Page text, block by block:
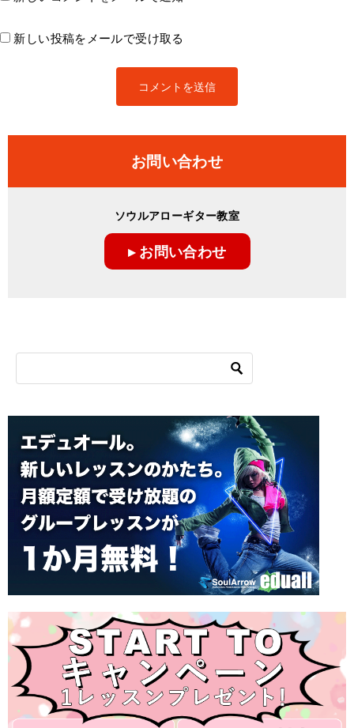
新しい投稿をメールで受け取る
お問い合わせ
ソウルアローギター教室
▸ お問い合わせ